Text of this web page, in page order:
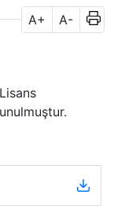
A+ A-